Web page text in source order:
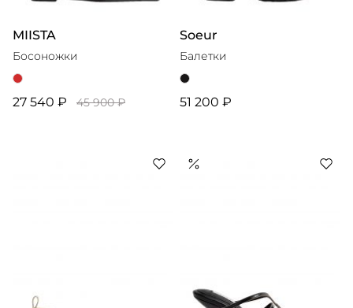
MIISTA
Босоножки
27 540 ₽ 45 900 ₽
Soeur
Балетки
51 200 ₽